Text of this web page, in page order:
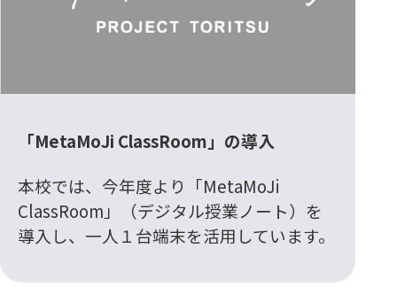
「MetaMoJi ClassRoom」の導入
本校では、今年度より「MetaMoJi
ClassRoom」（デジタル授業ノート）を
導入し、一人１台端末を活用しています。